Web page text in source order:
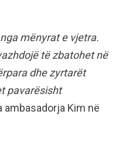
mënyrat e vjetra.
të zbatohet në
dhe zyrtarët
pavarësisht
ambasadorja Kim në